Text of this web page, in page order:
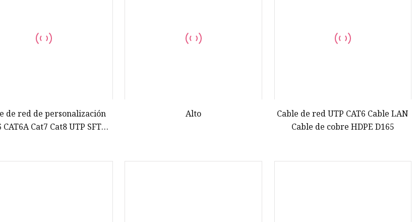
de red de personalización
CAT6A Cat7 Cat8 UTP SFTP
Alto
Cable de red UTP CAT6 Cable LAN
Cable de cobre HDPE D165